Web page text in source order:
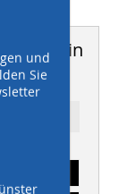
in
und
Sie